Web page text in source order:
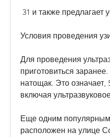
31 и также предлагает
Условия проведения
Для проведения
приготовиться
натощак. Это означает,
включая
Еще одним
расположен на улице